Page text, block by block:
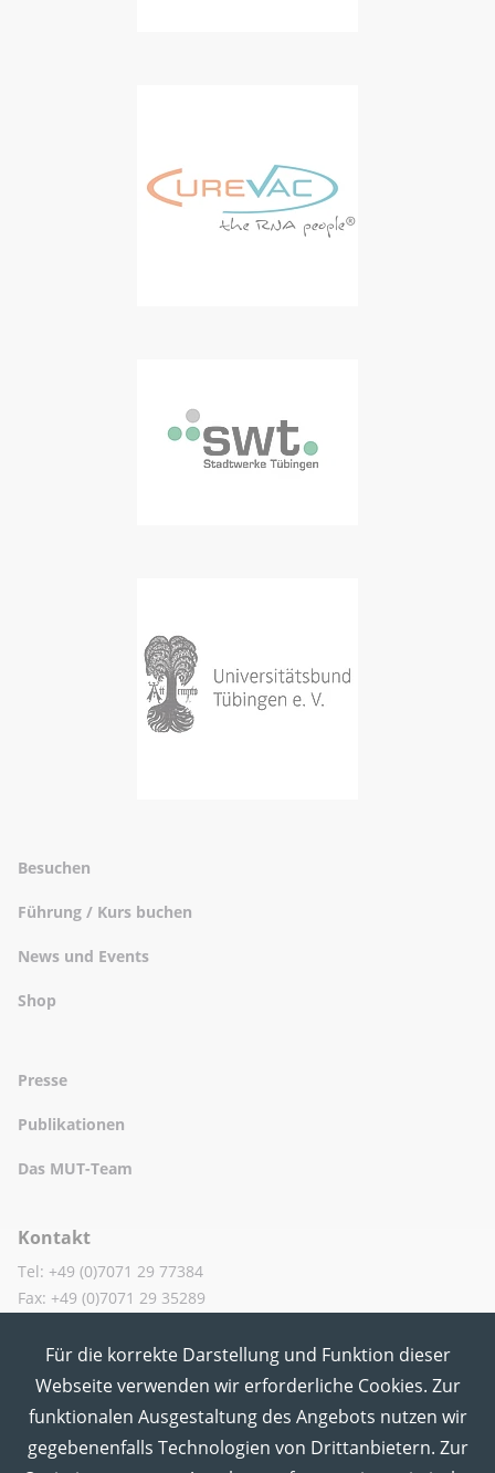
Besuchen
Führung / Kurs buchen
News und Events
Shop
Presse
Publikationen
Das MUT-Team
Kontakt
Tel: +49 (0)7071 29 77384
Fax: +49 (0)7071 29 35289
MUT in den Sozialen Medien
Für die korrekte Darstellung und Funktion dieser
Webseite verwenden wir erforderliche Cookies. Zur
funktionalen Ausgestaltung des Angebots nutzen wir
gegebenenfalls Technologien von Drittanbietern. Zur